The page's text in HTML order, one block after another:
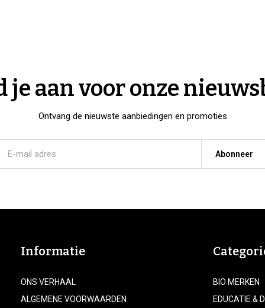
je aan voor onze
Ontvang de nieuwste aanbiedingen en promoties
Abonneer
Informatie
ONS VERHAAL
ALGEMENE VOORWAARDEN
BIO MERKEN
EDUCATIE &